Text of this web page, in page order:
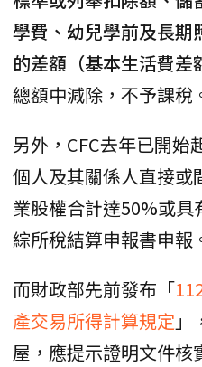
學費、幼兒學前及長期
的差額（基本生活費差
總額中減除，不予課稅
另外，CFC去年已開始
個人及其關係人直接或
業股權合計達50%或
綜所稅結算申報書申報
而財政部先前發布「
產交易所得計算規定 」
屋，應提示證明文件核